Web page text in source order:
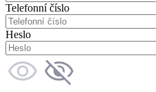
Telefonní číslo
Heslo